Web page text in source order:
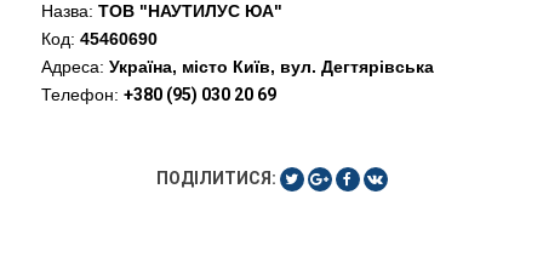
Назва: ТОВ "НАУТИЛУС ЮА"
Код: 45460690
Адреса: Україна, місто Київ, вул. Дегтярівська
Телефон: +380 (95) 030 20 69
ПОДІЛИТИСЯ: